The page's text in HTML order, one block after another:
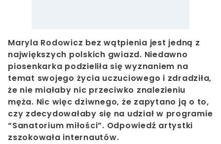
Maryla Rodowicz bez wątpienia jest jedną z
największych polskich gwiazd. Niedawno
piosenkarka podzieliła się wyznaniem na
temat swojego życia uczuciowego i zdradziła,
że nie miałaby nic przeciwko znalezieniu
męża. Nic więc dziwnego, że zapytano ją o to,
czy zdecydowałaby się na udział w programie
“Sanatorium miłości”. Odpowiedź artystki
zszokowała internautów.